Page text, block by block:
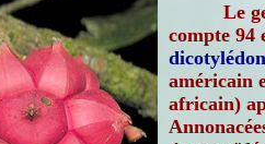
Le
compte 94
américain
africain)